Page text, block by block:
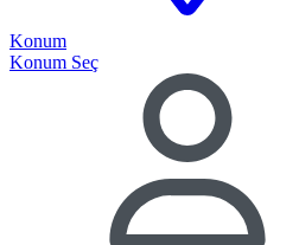
Konum
Konum Seç